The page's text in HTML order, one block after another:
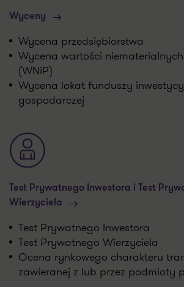
Wyceny
Wycena przedsiębiorstwa
Wycena wartości
(WNiP)
Wycena lokat funduszy
gospodarczej
Test Prywatnego Inwestora i Test
Wierzyciela
Test Prywatnego Inwestora
Test Prywatnego Wierzyciela
Ocena rynkowego charakteru
zawieranej z lub przez podmioty